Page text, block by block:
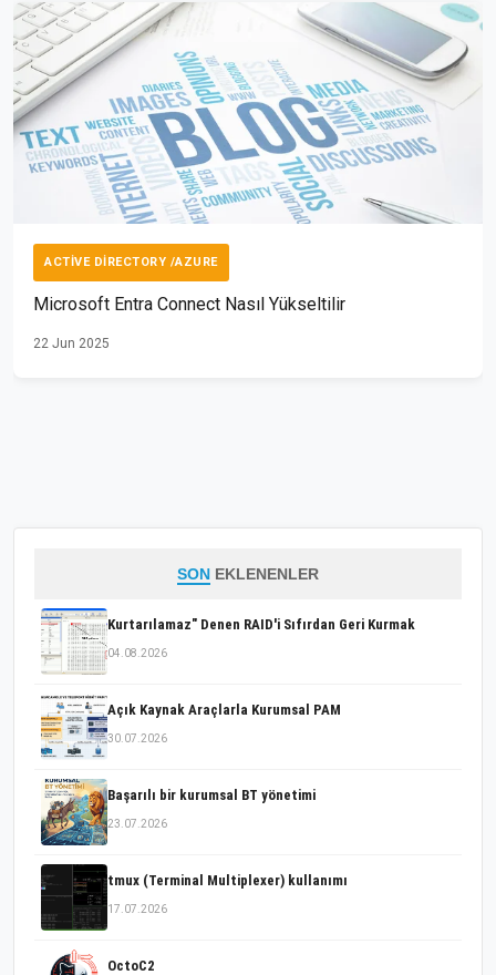
ACTIVE DIRECTORY /AZURE
Microsoft Entra Connect Nasıl Yükseltilir
22 Jun 2025
SON EKLENENLER
Kurtarılamaz" Denen RAID'i Sıfırdan Geri Kurmak
04.08.2026
Açık Kaynak Araçlarla Kurumsal PAM
30.07.2026
Başarılı bir kurumsal BT yönetimi
23.07.2026
tmux (Terminal Multiplexer) kullanımı
17.07.2026
OctoC2